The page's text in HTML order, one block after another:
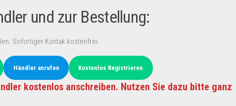
und zur Bestellung:
Sofortiger Kontak kostenfrei.
Händler anrufen Kostenlos Registrieren
kostenlos anschreiben. Nutzen Sie dazu bitte ganz